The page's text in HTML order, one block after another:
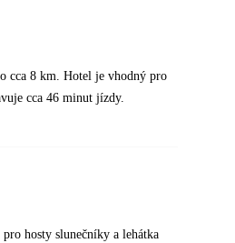
cca 8 km. Hotel je vhodný pro
cca 46 minut jízdy.
hosty slunečníky a lehátka